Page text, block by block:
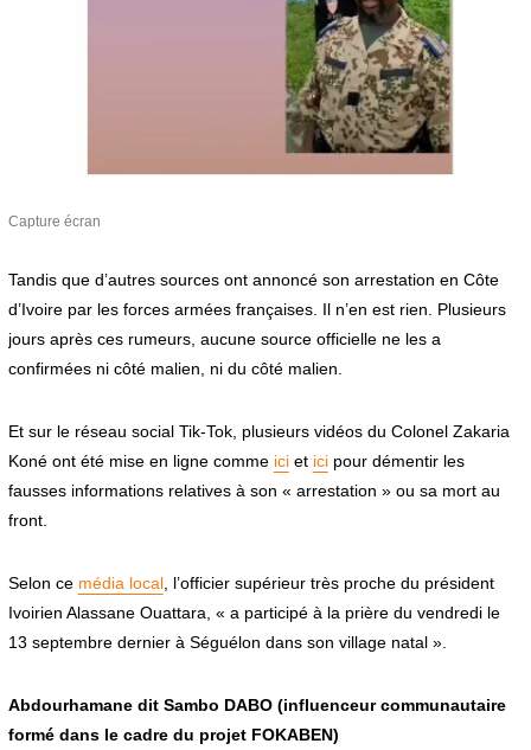
Capture écran
Tandis que d’autres sources ont annoncé son arrestation en Côte
d’Ivoire par les forces armées françaises. Il n’en est rien. Plusieurs
jours après ces rumeurs, aucune source officielle ne les a
confirmées ni côté malien, ni du côté malien.
Et sur le réseau social Tik-Tok, plusieurs vidéos du Colonel Zakaria
Koné ont été mise en ligne comme iciet icipour démentir les
fausses informations relatives à son « arrestation » ou sa mort au
front.
Selon ce média local, l’officier supérieur très proche du président
Ivoirien Alassane Ouattara, « a participé à la prière du vendredi le
13 septembre dernier à Séguélon dans son village natal ».
Abdourhamane dit Sambo DABO (influenceur communautaire
formé dans le cadre du projet FOKABEN)